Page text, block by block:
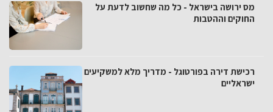
מס ירושה בישראל - כל מה שחשוב לדעת על
החוקים וההטבות
רכישת דירה בפורטוגל - מדריך מלא למשקיעים
ישראליים